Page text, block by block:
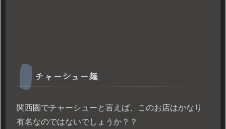
チャーシュー麺
関西圏でチャーシューと言えば、このお店はかなり
有名なのではないでしょうか？？